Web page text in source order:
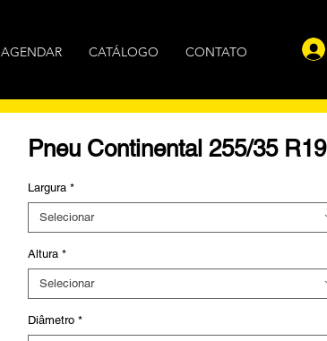
AGENDAR CATÁLOGO CONTATO
Pneu Continental 255/35 R19
Largura *
Selecionar
Altura *
Selecionar
Diâmetro *